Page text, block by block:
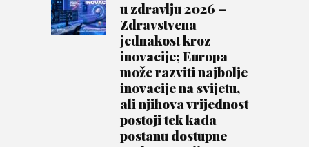
u zdravlju 2026 –
Zdravstvena
jednakost kroz
inovacije; Europa
može razviti najbolje
inovacije na svijetu,
ali njihova vrijednost
postoji tek kada
postanu dostupne